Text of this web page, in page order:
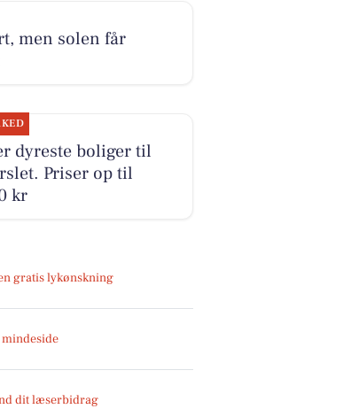
men solen får
dyreste boliger til
Priser op til
kr
gratis lykønskning
dit læserbidrag